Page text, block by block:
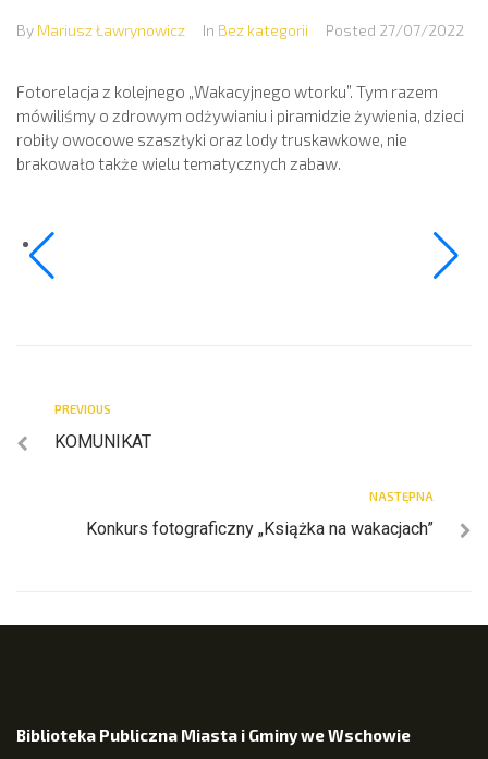
By Mariusz Ławrynowicz In Bez kategorii Posted 27/07/2022
Fotorelacja z kolejnego „Wakacyjnego wtorku”. Tym razem
mówiliśmy o zdrowym odżywianiu i piramidzie żywienia, dzieci
robiły owocowe szaszłyki oraz lody truskawkowe, nie
brakowało także wielu tematycznych zabaw.
PREVIOUS
KOMUNIKAT
NASTĘPNA
Konkurs fotograficzny „Książka na wakacjach”
Biblioteka Publiczna Miasta i Gminy we Wschowie